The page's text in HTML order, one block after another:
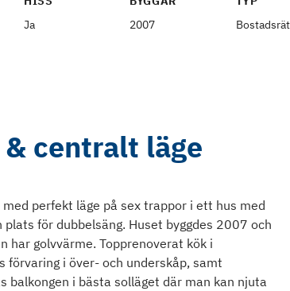
Ja
2007
centralt läge
perfekt läge på sex trappor i ett hus med
för dubbelsäng. Huset byggdes 2007 och
har golvvärme. Topprenoverat kök i
i över- och underskåp, samt
i bästa solläget där man kan njuta